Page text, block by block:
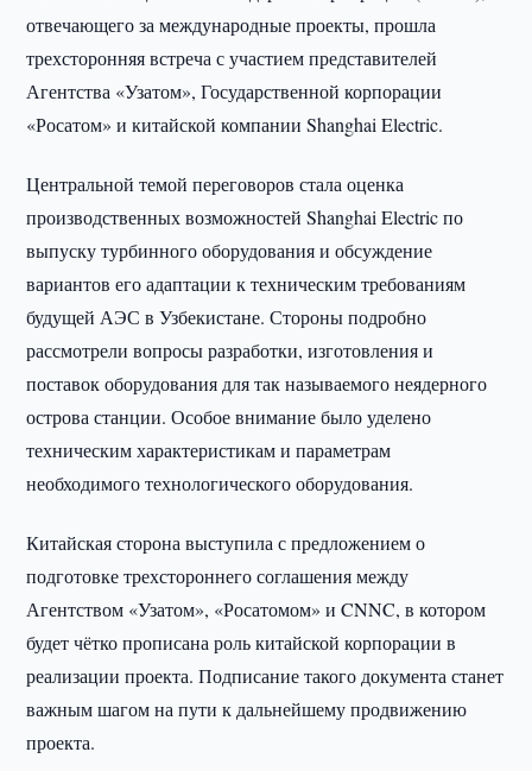
отвечающего за международные проекты, прошла
трехсторонняя встреча с участием представителей
Агентства «Узатом», Государственной корпорации
«Росатом» и китайской компании Shanghai Electric.
Центральной темой переговоров стала оценка
производственных возможностей Shanghai Electric по
выпуску турбинного оборудования и обсуждение
вариантов его адаптации к техническим требованиям
будущей АЭС в Узбекистане. Стороны подробно
рассмотрели вопросы разработки, изготовления и
поставок оборудования для так называемого неядерного
острова станции. Особое внимание было уделено
техническим характеристикам и параметрам
необходимого технологического оборудования.
Китайская сторона выступила с предложением о
подготовке трехстороннего соглашения между
Агентством «Узатом», «Росатомом» и CNNC, в котором
будет чётко прописана роль китайской корпорации в
реализации проекта. Подписание такого документа станет
важным шагом на пути к дальнейшему продвижению
проекта.